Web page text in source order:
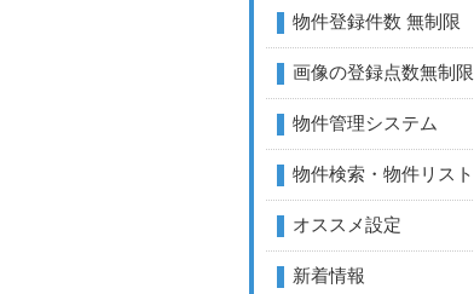
物件登録件数 無制限
画像の登録点数無制限
物件管理システム
物件検索・物件リスト
オススメ設定
新着情報